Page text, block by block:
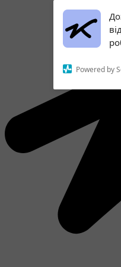
Powered by
Subscribe
To enable
on the